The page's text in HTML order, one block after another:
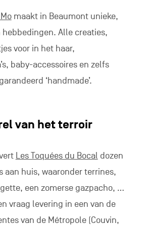
maakt in Beaumont unieke,
Alle creaties,
voor in het haar,
baby-accessoires en zelfs
‘handmade’.
van het terroir
Les Toquées du Bocal dozen
aan huis, waaronder terrines,
een zomerse gazpacho, …
vraag levering in een van de
van de Métropole (Couvin,